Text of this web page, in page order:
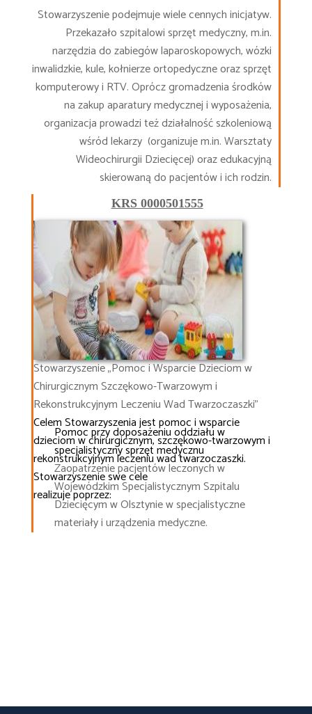
Stowarzyszenie podejmuje wiele cennych inicjatyw.
Przekazało szpitalowi sprzęt medyczny, m.in.
narzędzia do zabiegów laparoskopowych, wózki
inwalidzkie, kule, kołnierze ortopedyczne oraz sprzęt
komputerowy i RTV. Oprócz gromadzenia środków
na zakup aparatury medycznej i wyposażenia,
organizacja prowadzi też działalność szkoleniową
wśród lekarzy (organizuje m.in. Warsztaty
Wideochirurgii Dziecięcej) oraz edukacyjną
skierowaną do pacjentów i ich rodzin.
KRS 0000501555
Stowarzyszenie „Pomoc i Wsparcie Dzieciom w
Chirurgicznym Szczękowo-Twarzowym i
Rekonstrukcyjnym Leczeniu Wad Twarzoczaszki”
Celem Stowarzyszenia jest pomoc i wsparcie
dzieciom w chirurgicznym, szczękowo-twarzowym i
rekonstrukcyjnym leczeniu wad twarzoczaszki.
Stowarzyszenie swe cele
realizuje poprzez:
Pomoc przy doposażeniu oddziału w
specjalistyczny sprzęt medycznu
Zaopatrzenie pacjentów leczonych w
Wojewódzkim Specjalistycznym Szpitalu
Dziecięcym w Olsztynie w specjalistyczne
materiały i urządzenia medyczne.